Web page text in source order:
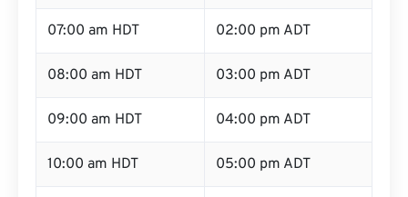
07:00 am HDT 02:00 pm ADT
08:00 am HDT 03:00 pm ADT
09:00 am HDT 04:00 pm ADT
10:00 am HDT 05:00 pm ADT